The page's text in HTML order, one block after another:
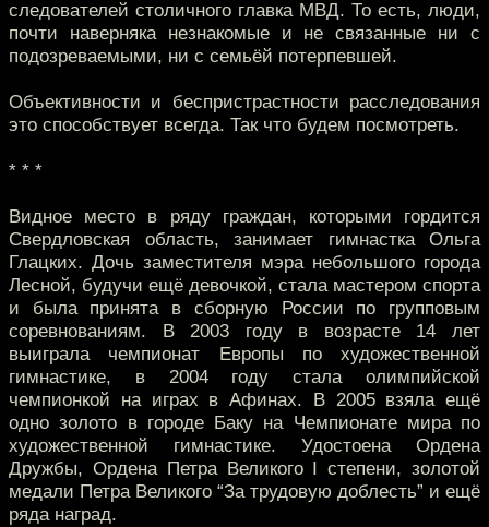
следователей столичного главка МВД. То есть, люди,
почти наверняка незнакомые и не связанные ни с
подозреваемыми, ни с семьёй потерпевшей.
Объективности и беспристрастности расследования
это способствует всегда. Так что будем посмотреть.
* * *
Видное место в ряду граждан, которыми гордится
Свердловская область, занимает гимнастка Ольга
Глацких. Дочь заместителя мэра небольшого города
Лесной, будучи ещё девочкой, стала мастером спорта
и была принята в сборную России по групповым
соревнованиям. В 2003 году в возрасте 14 лет
выиграла чемпионат Европы по художественной
гимнастике, в 2004 году стала олимпийской
чемпионкой на играх в Афинах. В 2005 взяла ещё
одно золото в городе Баку на Чемпионате мира по
художественной гимнастике. Удостоена Ордена
Дружбы, Ордена Петра Великого I степени, золотой
медали Петра Великого “За трудовую доблесть” и ещё
ряда наград.